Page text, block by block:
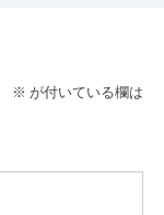
※ が付いている欄は